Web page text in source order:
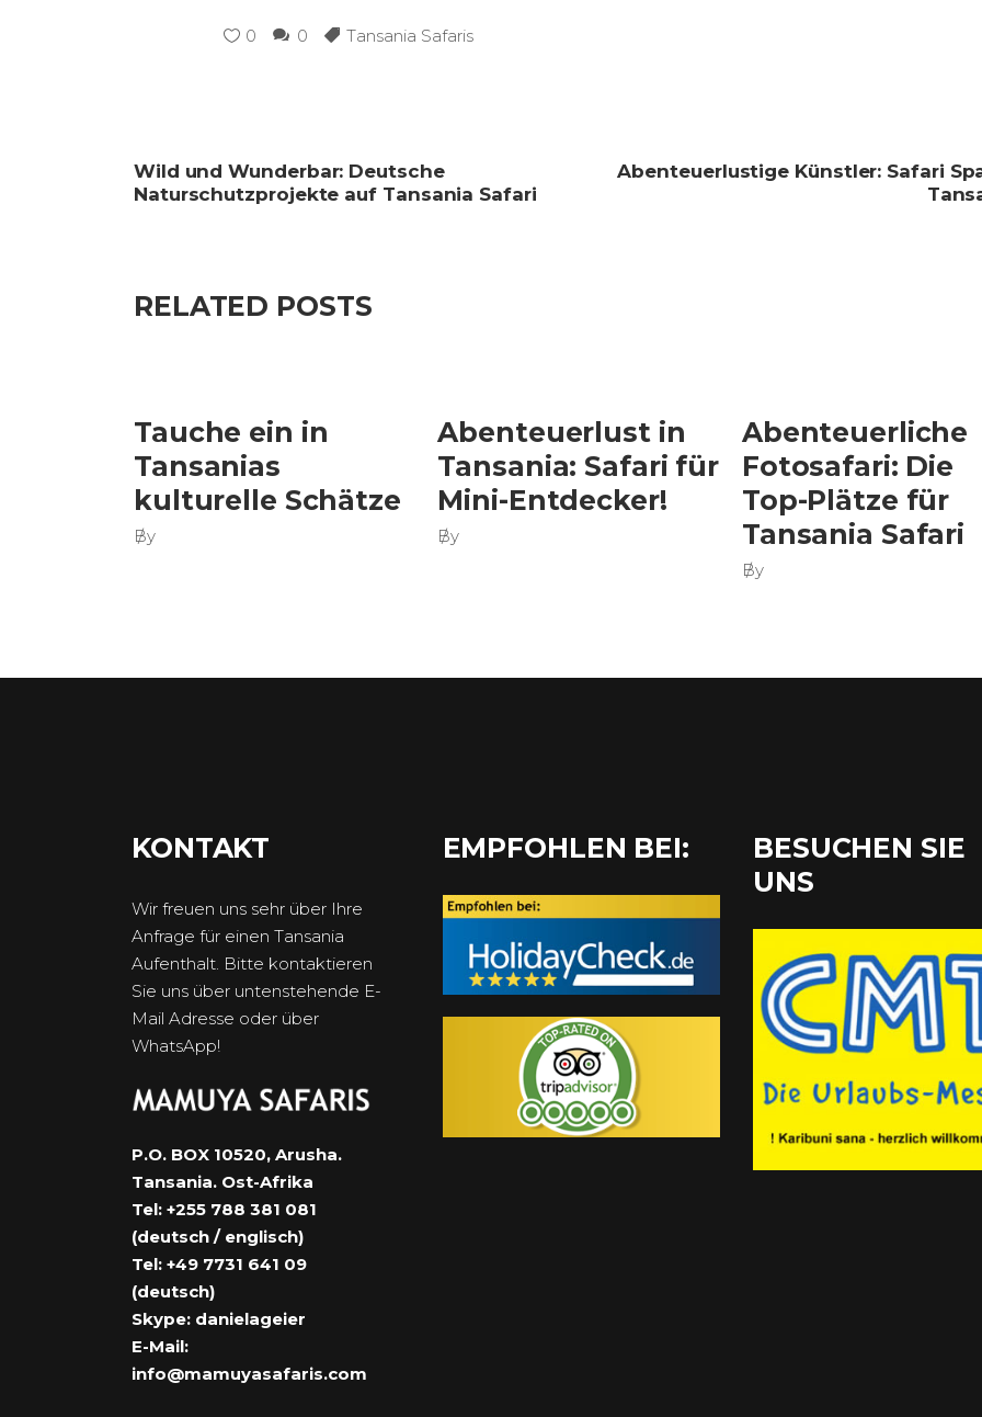
0 0 Tansania Safaris
Wild und Wunderbar: Deutsche
Naturschutzprojekte auf Tansania Safari
Abenteuerlustige Künstler: Safari
RELATED POSTS
Tauche ein in
Tansanias
kulturelle Schätze
By
Abenteuerlust in
Tansania: Safari für
Mini-Entdecker!
By
Abenteuerliche
Fotosafari: Die
Top-Plätze für
Tansania Safari
By
KONTAKT
Wir freuen uns sehr über Ihre
Anfrage für einen Tansania
Aufenthalt. Bitte kontaktieren
Sie uns über untenstehende E-
Mail Adresse oder über
WhatsApp!
P.O. BOX 10520, Arusha.
Tansania. Ost-Afrika
Tel: +255 788 381 081
(deutsch / englisch)
Tel: +49 7731 641 09
(deutsch)
Skype: danielageier
E-Mail:
info@mamuyasafaris.com
EMPFOHLEN BEI:
BESUCHEN SIE
UNS